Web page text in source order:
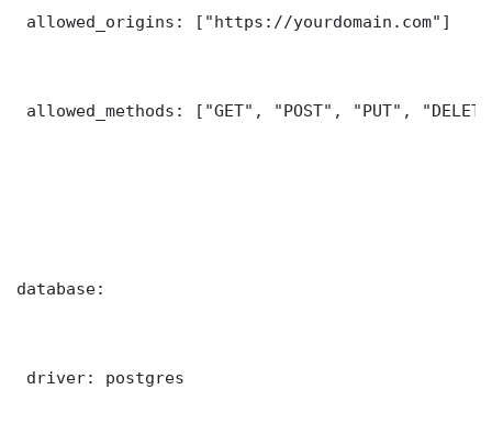
allowed_origins: ["https://yourdomain.com"]
allowed_methods: ["GET", "POST", "PUT",
database:
driver: postgres